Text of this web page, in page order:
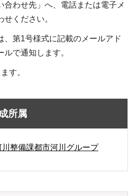
合わせ先」へ、電話または電子メ
ください。
、第1号様式に記載のメールアド
で通知します。
す。
所属
整備課都市河川グループ